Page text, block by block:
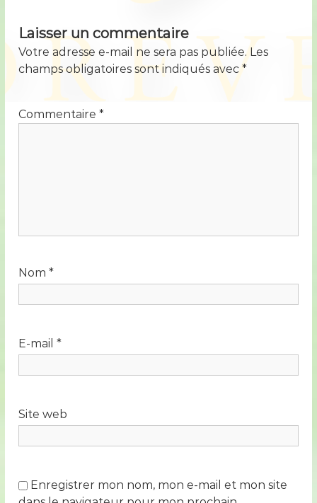
Laisser un commentaire
Votre adresse e-mail ne sera pas publiée. Les
champs obligatoires sont indiqués avec*
Commentaire*
Nom*
E-mail*
Site web
Enregistrer mon nom, mon e-mail et mon site